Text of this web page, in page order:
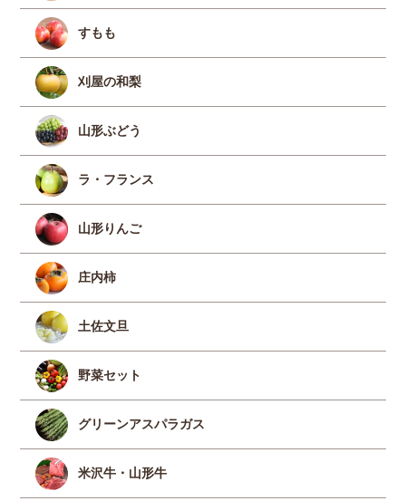
すもも
刈屋の和梨
山形ぶどう
ラ・フランス
山形りんご
庄内柿
土佐文旦
野菜セット
グリーンアスパラガス
米沢牛・山形牛